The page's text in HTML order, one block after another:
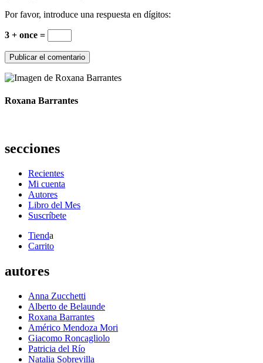
Por favor, introduce una respuesta en dígitos:
3 + once =
Roxana Barrantes
secciones
Recientes
Mi cuenta
Autores
Libro del Mes
Suscríbete
Tienda
Carrito
autores
Anna Zucchetti
Alberto de Belaunde
Roxana Barrantes
Américo Mendoza Mori
Giacomo Roncagliolo
Patricia del Río
Natalia Sobrevilla